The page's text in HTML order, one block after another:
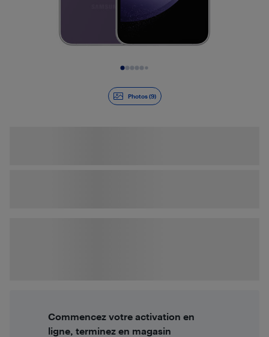
Photos (9)
Commencez votre activation en
ligne, terminez en magasin